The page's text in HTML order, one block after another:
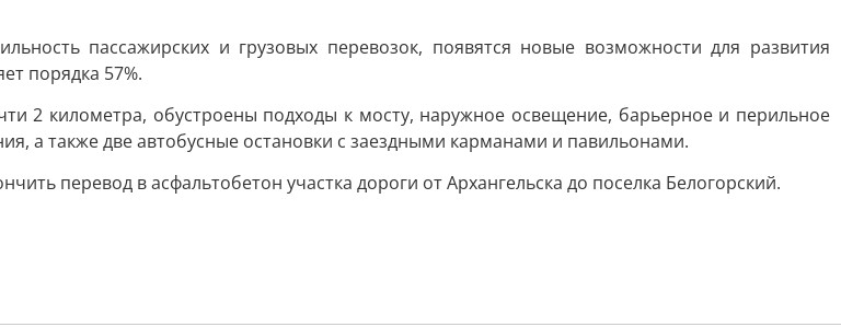
пассажирских и грузовых перевозок, появятся новые возможности для развития
порядка 57%.
2 километра, обустроены подходы к мосту, наружное освещение, барьерное и перильное
а также две автобусные остановки с заездными карманами и павильонами.
перевод в асфальтобетон участка дороги от Архангельска до поселка Белогорский.